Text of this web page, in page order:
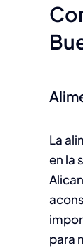
La
en la
para